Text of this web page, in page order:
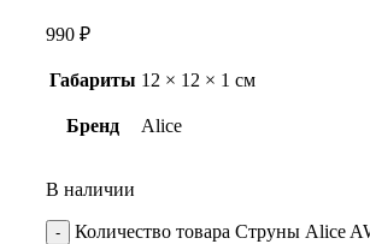
990 ₽
Габариты 12 × 12 × 1 см
Бренд Alice
В наличии
Количество товара Струны Alice